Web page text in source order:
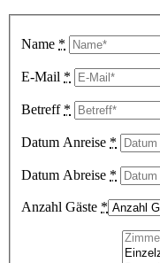
Name *
E-Mail *
Betreff *
Datum Anreise *
Datum Abreise *
Anzahl Gäste *